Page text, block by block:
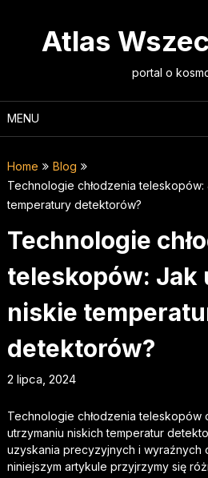
Atlas
portal o
MENU
Home
Blog
Technologie chłodzenia teleskopów:
temperatury detektorów?
Technologie
teleskopów: Jak
niskie
detektorów?
2 lipca, 2024
Technologie chłodzenia
utrzymaniu niskich temperatur
uzyskania precyzyjnych i wyraźnych
niniejszym artykule przyjrzymy się